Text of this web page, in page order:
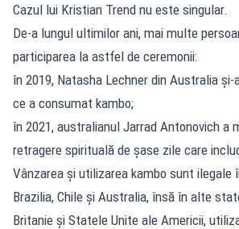
Cazul lui Kristian Trend nu este singular.
De-a lungul ultimilor ani, mai multe
participarea la astfel de ceremonii:
în 2019, Natasha Lechner din Australia
ce a consumat kambo;
în 2021, australianul Jarrad Antonovich a
retragere spirituală de șase zile care
Vânzarea și utilizarea kambo sunt ilegale
Brazilia, Chile și Australia, însă în alte
Britanie și Statele Unite ale Americii,